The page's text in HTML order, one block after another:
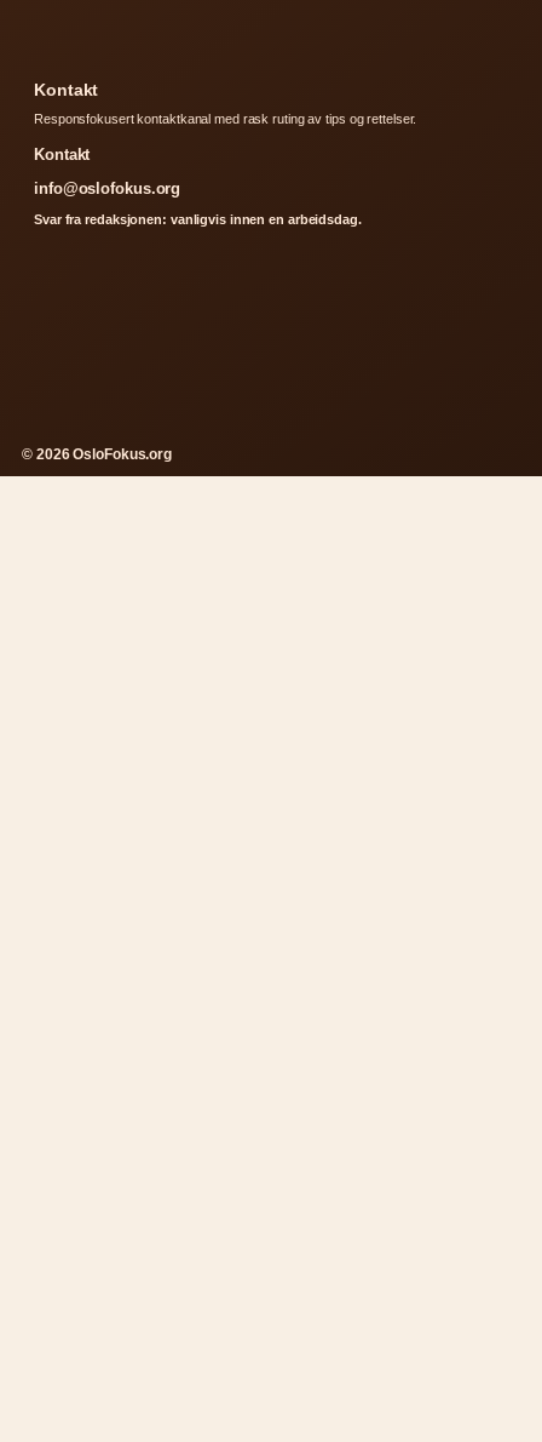
Kontakt
Responsfokusert kontaktkanal med rask ruting av tips og rettelser.
Kontakt
info@oslofokus.org
Svar fra redaksjonen: vanligvis innen en arbeidsdag.
© 2026 OsloFokus.org